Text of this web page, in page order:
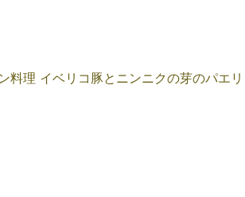
料理 イベリコ豚とニンニクの芽のパエリ